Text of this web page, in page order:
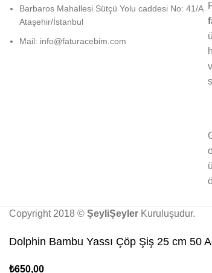
Barbaros Mahallesi Sütçü Yolu caddesi No: 41/A
Ataşehir/İstanbul
Mail: info@faturacebim.com
Copyright 2018 © ŞeyliŞeyler Kuruluşudur.
Dolphin Bambu Yassı Çöp Şiş 25 cm 50
₺650,00